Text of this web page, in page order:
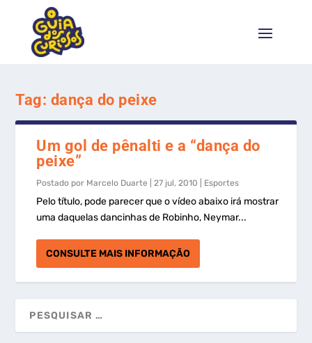
Tag: dança do peixe
Um gol de pênalti e a “dança do
peixe”
Postado por Marcelo Duarte |27 jul, 2010 Esportes
Pelo título, pode parecer que o vídeo abaixo irá mostrar
uma daquelas dancinhas de Robinho, Neymar...
CONSULTE MAIS INFORMAÇÃO